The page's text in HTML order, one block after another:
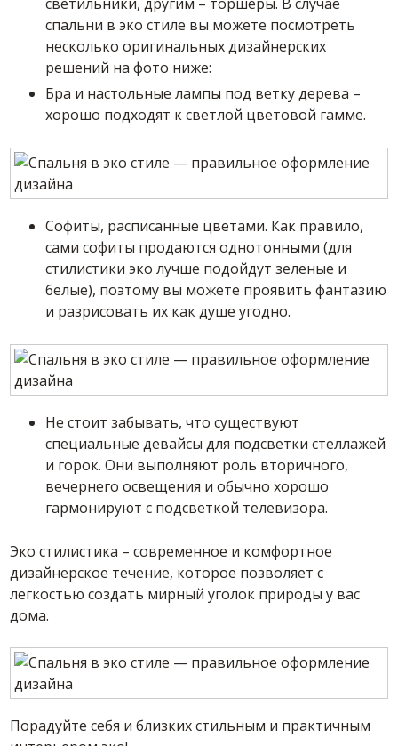
светильники, другим – торшеры. В случае
спальни в эко стиле вы можете посмотреть
несколько оригинальных дизайнерских
решений на фото ниже:
Бра и настольные лампы под ветку дерева –
хорошо подходят к светлой цветовой гамме.
Софиты, расписанные цветами. Как правило,
сами софиты продаются однотонными (для
стилистики эко лучше подойдут зеленые и
белые), поэтому вы можете проявить фантазию
и разрисовать их как душе угодно.
Не стоит забывать, что существуют
специальные девайсы для подсветки стеллажей
и горок. Они выполняют роль вторичного,
вечернего освещения и обычно хорошо
гармонируют с подсветкой телевизора.
Эко стилистика – современное и комфортное
дизайнерское течение, которое позволяет с
легкостью создать мирный уголок природы у вас
дома.
Порадуйте себя и близких стильным и практичным